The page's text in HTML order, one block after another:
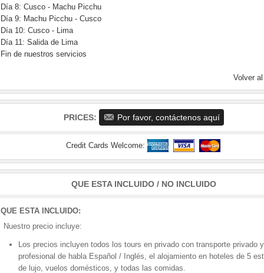
Día 8: Cusco - Machu Picchu
Día 9: Machu Picchu - Cusco
Día 10: Cusco - Lima
Día 11: Salida de Lima
Fin de nuestros servicios
Volver
PRICES: Por favor, contáctenos aquí
Credit Cards Welcome:
QUE ESTA INCLUIDO / NO INCLUIDO
QUE ESTA INCLUIDO:
Nuestro precio incluye:
Los precios incluyen todos los tours en privado con transporte privado
profesional de habla Español / Inglés, el alojamiento en hoteles de 5
de lujo, vuelos domésticos, y todas las comidas.